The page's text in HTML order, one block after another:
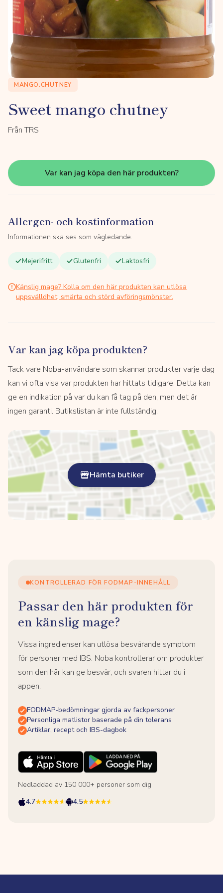
MANGO.CHUTNEY
Sweet mango chutney
Från TRS
Var kan jag köpa den här produkten?
Allergen- och kostinformation
Informationen ska ses som vägledande.
Mejerifritt Glutenfri Laktosfri
Känslig mage? Kolla om den här produkten kan utlösa
uppsvälldhet, smärta och störd avföringsmönster.
Var kan jag köpa produkten?
Tack vare Noba-användare som skannar produkter varje dag
kan vi ofta visa var produkten har hittats tidigare. Detta kan
ge en indikation på var du kan få tag på den, men det är
ingen garanti. Butikslistan är inte fullständig.
Hämta butiker
KONTROLLERAD FÖR FODMAP-INNEHÅLL
Passar den här produkten för
en känslig mage?
Vissa ingredienser kan utlösa besvärande symptom
för personer med IBS. Noba kontrollerar om produkter
som den här kan ge besvär, och svaren hittar du i
appen.
FODMAP-bedömningar gjorda av fackpersoner
Personliga matlistor baserade på din tolerans
Artiklar, recept och IBS-dagbok
Nedladdad av 150 000+ personer som dig
4.7
4.5